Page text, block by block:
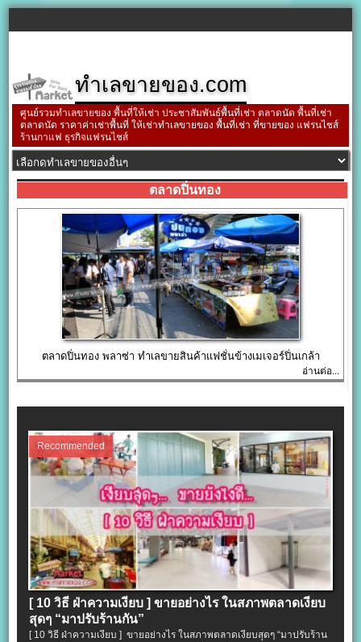
ทำเลขายของ.com
ศูนย์รวมทำเลขายของ พื้นที่ให้เช่า ประชาสัมพันธ์พื้นที่เช่า ตลาดนัด พื้นที่เช่า
ตลาดนัด ราคาค่าเช่าพื้นที่ ให้เช่าทำเลขายของ พื้นที่เช่า ที่ขายของ แฟรนไชส์
ร้านกาแฟ ธุรกิจแฟรนไชส์
ตลาดปิ่นทอง
ตลาดปิ่นทอง พลาซ่า ทำเลขายสินค้าแฟชั่นข้างเมเจอร์ปิ่นเกล้า
อ่านต่อ...
Recommended
[ 10 วิธี ฝ่าความเงียบ ] ขายอย่างไร ในสภาพตลาดเงียบ
สุดๆ “มาปรับร้านกัน”
[ 10 วิธี ฝ่าความเงียบ ] ขายอย่างไร ในสภาพตลาดเงียบสุดๆ “มาปรับร้าน